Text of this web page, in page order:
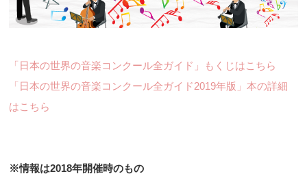
「日本の世界の音楽コンクール全ガイド」もくじはこちら
「日本の世界の音楽コンクール全ガイド2019年版」本の詳細
はこちら
※情報は2018年開催時のもの